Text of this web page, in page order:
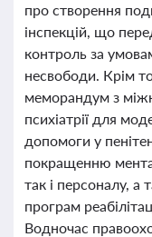
про створення
інспекцій, що
контроль за
несвободи. Крім
меморандум з
психіатрії для
допомоги у
покращенню
так і персоналу, а
програм
Водночас